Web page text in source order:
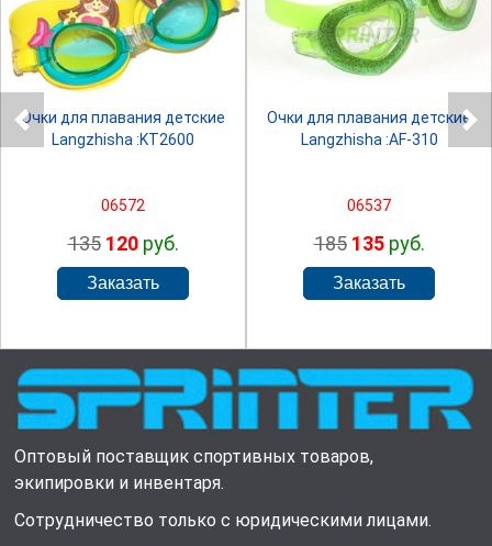
SPRINTER
Очки для плавания детские
Langzhisha :KT2600
06572
135 120руб.
SPRINTER
Очки для плавания детские
Langzhisha :AF-310
06537
185 135руб.
Оптовый поставщик спортивных товаров,
экипировки и инвентаря.
Сотрудничество только с юридическими лицами.